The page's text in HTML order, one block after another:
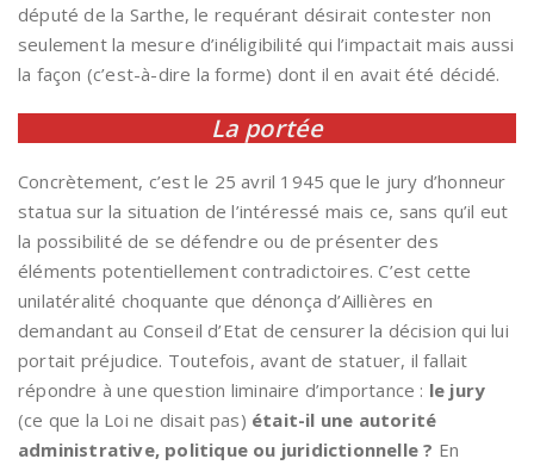
député de la Sarthe, le requérant désirait contester non
seulement la mesure d’inéligibilité qui l’impactait mais aussi
la façon (c’est-à-dire la forme) dont il en avait été décidé.
La portée
Concrètement, c’est le 25 avril 1945 que le jury d’honneur
statua sur la situation de l’intéressé mais ce, sans qu’il eut
la possibilité de se défendre ou de présenter des
éléments potentiellement contradictoires. C’est cette
unilatéralité choquante que dénonça d’Aillières en
demandant au Conseil d’Etat de censurer la décision qui lui
portait préjudice. Toutefois, avant de statuer, il fallait
répondre à une question liminaire d’importance : le jury
(ce que la Loi ne disait pas) était-il une autorité
administrative, politique ou juridictionnelle ? En